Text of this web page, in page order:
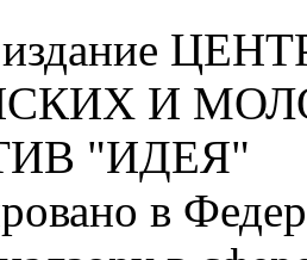
И
"ИДЕЯ"
в